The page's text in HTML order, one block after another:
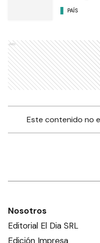
PAÍS
Ads
Este contenido no
Nosotros
Editorial El Dia SRL
Edición Impresa